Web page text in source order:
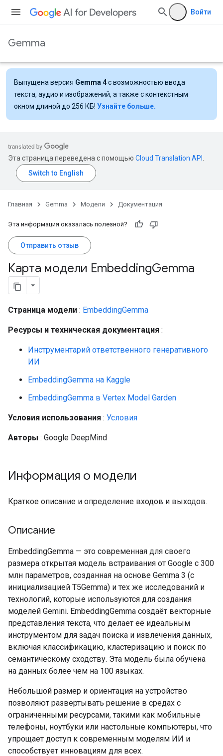
Войти
Gemma
Выпущена версия Gemma 4с возможностью ввода
текста, аудио и изображений, а также с контекстным
окном длиной до 256 КБ! Узнайте больше.
Эта страница переведена с помощью Cloud Translation API
Главная Gemma Модели Документация
Эта информация оказалась полезной?
Отправить отзыв
Карта модели EmbeddingGemma
Страница модели : EmbeddingGemma
Ресурсы и техническая документация :
Инструментарий ответственного генеративного
ИИ
EmbeddingGemma на Kaggle
EmbeddingGemma в Vertex Model Garden
Условия использования : Условия
Авторы : Google DeepMind
Информация о модели
Краткое описание и определение входов и выходов.
Описание
EmbeddingGemma — это современная для своего
размера открытая модель встраивания от Google с 300
млн параметров, созданная на основе Gemma 3 (с
инициализацией T5Gemma) и тех же исследований и
технологий, которые используются для создания
моделей Gemini. EmbeddingGemma создаёт векторные
представления текста, что делает её идеальным
инструментом для задач поиска и извлечения данных,
включая классификацию, кластеризацию и поиск по
семантическому сходству. Эта модель была обучена
на данных более чем на 100 языках.
Небольшой размер и ориентация на устройство
позволяют развертывать решение в средах с
ограниченными ресурсами, такими как мобильные
телефоны, ноутбуки или настольные компьютеры, что
упрощает доступ к современным моделям ИИ и
способствует инновациям для всех.